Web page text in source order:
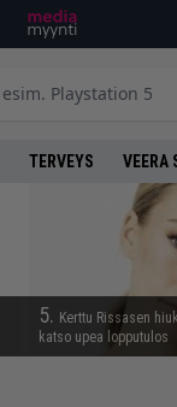
TERVEYS VEERA
5. Kerttu Rissasen
katso upea lopputulos